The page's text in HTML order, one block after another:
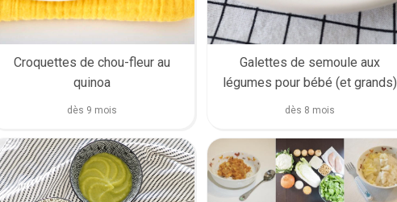
Croquettes de chou-fleur au
quinoa
dès 9 mois
Galettes de semoule aux
légumes pour bébé (et grands)
dès 8 mois